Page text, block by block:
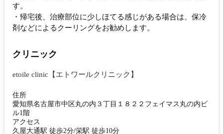
す。
・帰宅後、治療部位に少しほてる感じがある場合は、保冷
剤などによるクーリングをお勧めします。
クリニック
etoile clinic【エトワールクリニック】
住所
愛知県名古屋市中区丸の内３丁目１８２２フェイマス丸の内ビ
ル1階
アクセス
久屋大通駅 徒歩2分/栄駅 徒歩10分